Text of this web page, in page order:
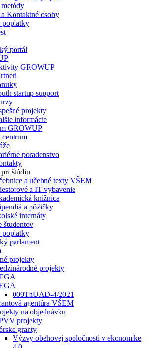
Kontaktné osoby
poplatky
portál
GROWUP
startup support
projekty
informácie
GROWUP
centrum
poradenstvo
štúdiu
a učebné texty VŠEM
a IT vybavenie
knižnica
a pôžičky
internáty
študentov
poplatky
parlament
projekty
projekty
009TnUAD-4/2021
agentúra VŠEM
na objednávku
projekty
granty
Výzvy obehovej spoločnosti v ekonomike